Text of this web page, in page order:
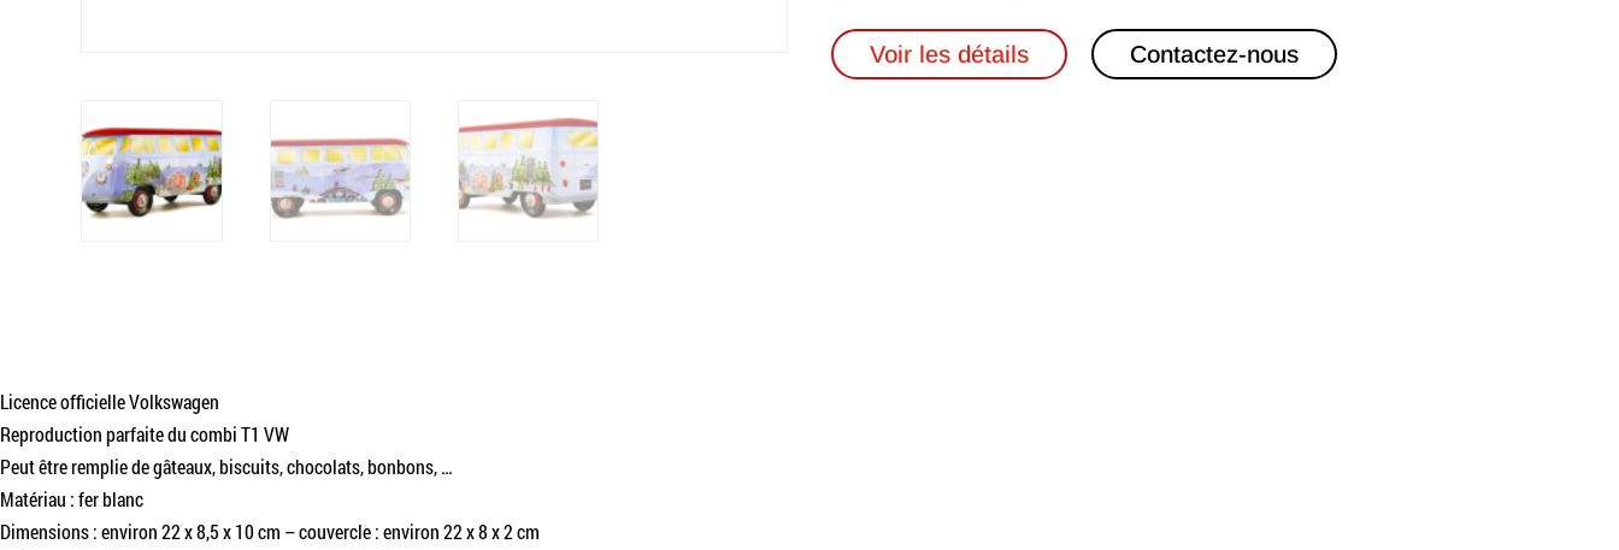
Voir les détails Contactez-nous
Licence officielle Volkswagen
Reproduction parfaite du combi T1 VW
Peut être remplie de gâteaux, biscuits, chocolats, bonbons, …
Matériau : fer blanc
Dimensions : environ 22 x 8,5 x 10 cm – couvercle : environ 22 x 8 x 2 cm